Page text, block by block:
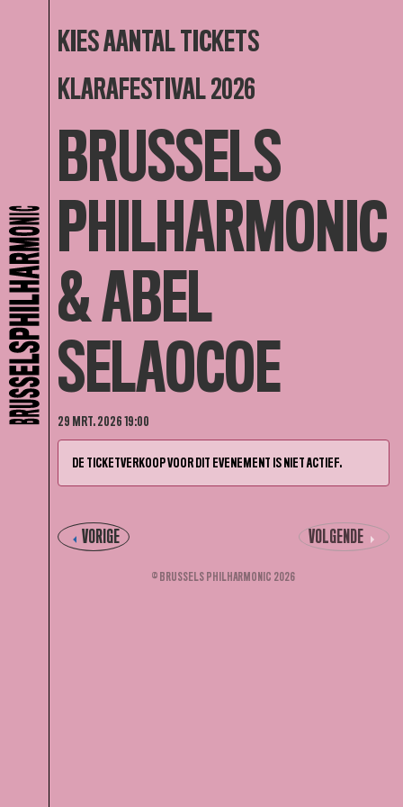
KIES AANTAL TICKETS
KLARAFESTIVAL 2026
BRUSSELS
PHILHARMONIC
& ABEL
SELAOCOE
29 MRT. 2026 19:00
DE TICKETVERKOOP VOOR DIT EVENEMENT IS NIET ACTIEF.
VOLGENDE
VORIGE
© BRUSSELS PHILHARMONIC 2026